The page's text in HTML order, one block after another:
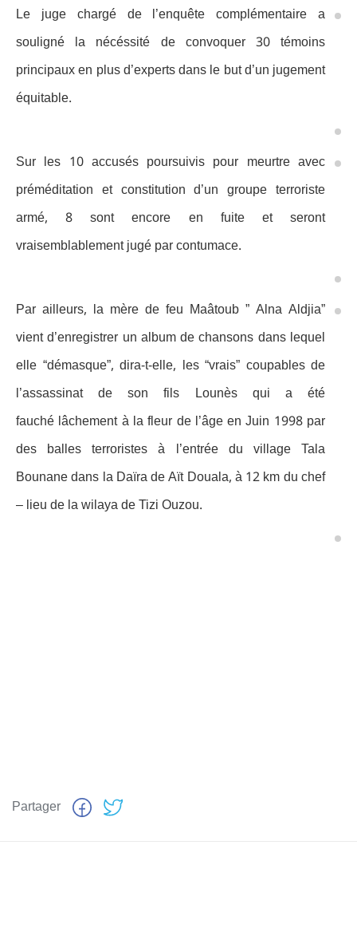
Le juge chargé de l’enquête complémentaire a
souligné la nécéssité de convoquer 30 témoins
principaux en plus d’experts dans le but d’un jugement
équitable.
Sur les 10 accusés poursuivis pour meurtre avec
préméditation et constitution d’un groupe terroriste
armé, 8 sont encore en fuite et seront
vraisemblablement jugé par contumace.
Par ailleurs, la mère de feu Maâtoub ” Alna Aldjia”
vient d’enregistrer un album de chansons dans lequel
elle “démasque”, dira-t-elle, les “vrais” coupables de
l’assassinat de son fils Lounès qui a été
fauché lâchement à la fleur de l’âge en Juin 1998 par
des balles terroristes à l’entrée du village Tala
Bounane dans la Daïra de Aït Douala, à 12 km du chef
– lieu de la wilaya de Tizi Ouzou.
Partager